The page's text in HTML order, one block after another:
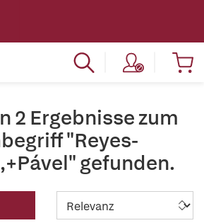
2 Ergebnisse zum
"Reyes-
gefunden.